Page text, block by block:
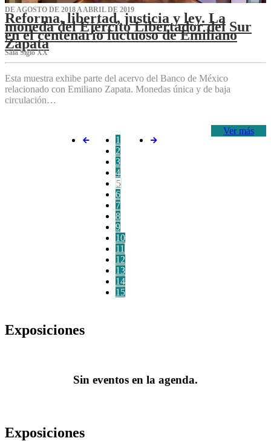
DE AGOSTO DE 2018 A ABRIL DE 2019
Reforma, libertad, justicia y ley. La
moneda del Ejército Libertador del Sur
en el centenario luctuoso de Emiliano
Zapata
Sala Siglo XX
Esta muestra exhibe parte del acervo del Banco de México
relacionado con Emiliano Zapata. Monedas única y de baja
circulación…
Ver más
1
2
3
4
5
6
7
8
9
10
11
12
13
14
15
Exposiciones
Sin eventos en la agenda.
Exposiciones